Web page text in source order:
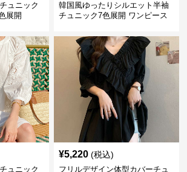
ュニック
展開
韓国風ゆったりシルエット半袖
チュニック7色展開 ワンピース
ュニック
¥5,220 (税込)
フリルデザイン体型カバーチュ